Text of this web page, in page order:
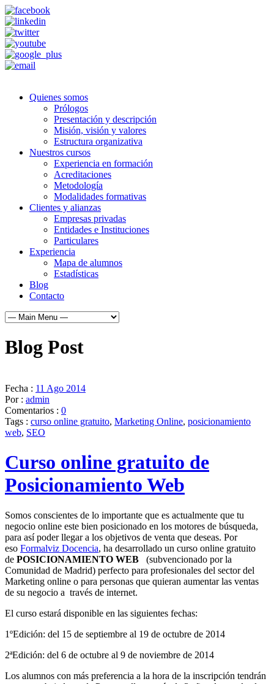
Quienes somos
Prólogos
Presentación y descripción
Misión, visión y valores
Estructura organizativa
Nuestros cursos
Experiencia en formación
Acreditaciones
Metodología
Modalidades formativas
Clientes y alianzas
Empresas privadas
Entidades e Instituciones
Particulares
Experiencia
Mapa de alumnos
Estadísticas
Blog
Contacto
Blog Post
Fecha : 11 Ago 2014
Por : admin
Comentarios : 0
Tags : curso online gratuito, Marketing Online, posicionamiento
web, SEO
Curso online gratuito de
Posicionamiento Web
Somos conscientes de lo importante que es actualmente que tu
negocio online este bien posicionado en los motores de búsqueda,
para así poder llegar a los objetivos de venta que deseas. Por
eso Formalviz Docencia, ha desarrollado un curso online gratuito
de POSICIONAMIENTO WEB (subvencionado por la
Comunidad de Madrid) perfecto para profesionales del sector del
Marketing online o para personas que quieran aumentar las ventas
de su negocio a través de internet.
El curso estará disponible en las siguientes fechas:
1ºEdición: del 15 de septiembre al 19 de octubre de 2014
2ªEdición: del 6 de octubre al 9 de noviembre de 2014
Los alumnos con más preferencia a la hora de la inscripción tendrán